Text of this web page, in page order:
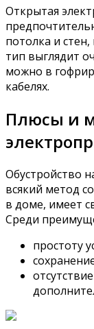
Открытая
потолка и
тип выглядит
можно в
кабелях.
Плюсы и
Обустройство
всякий метод
в доме, имеет
Среди
простоту